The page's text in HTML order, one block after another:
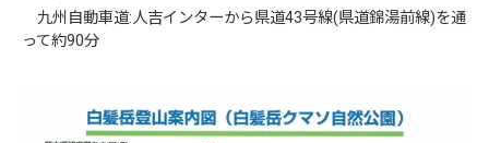
九州自動車道:人吉インターから県道43号線(県道錦湯前線)を通
って約90分